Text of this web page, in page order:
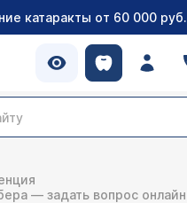
катаракты от 60 000 руб.
— задать вопрос онлайн